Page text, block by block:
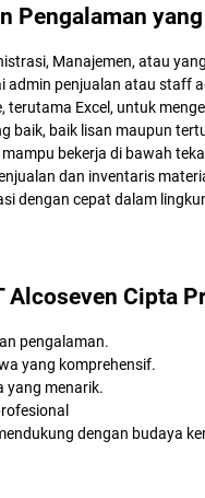
Pengalaman
Manajemen, atau
admin penjualan atau staff
Excel, untuk
baik, baik lisan maupun
bekerja di bawah
dan inventaris
dengan cepat dalam
Alcoseven Cipta
pengalaman.
yang komprehensif.
yang menarik.
dengan budaya